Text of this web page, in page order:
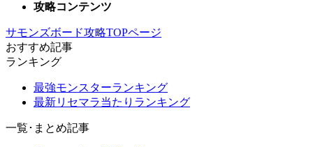
攻略コンテンツ
サモンズボード攻略TOPページ
おすすめ記事
ランキング
最強モンスターランキング
最新リセマラ当たりランキング
一覧･まとめ記事